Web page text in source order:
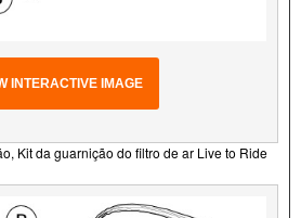
INTERACTIVE IMAGE
Kit da guarnição do filtro de ar Live to Ride